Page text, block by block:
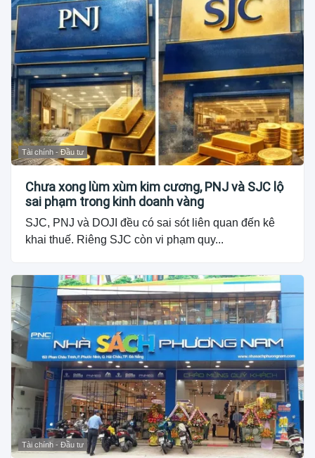
Tài chính - Đầu tư
Chưa xong lùm xùm kim cương, PNJ và SJC lộ
sai phạm trong kinh doanh vàng
SJC, PNJ và DOJI đều có sai sót liên quan đến kê
khai thuế. Riêng SJC còn vi phạm quy...
Tài chính - Đầu tư